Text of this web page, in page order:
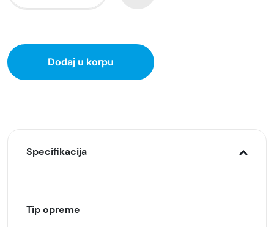
Dodaj u korpu
Specifikacija
Tip opreme